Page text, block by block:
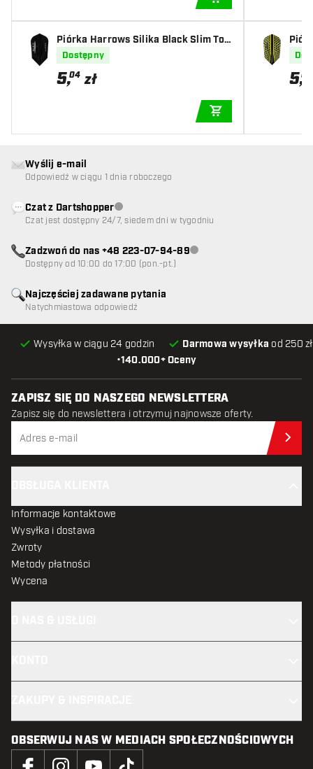
Piórka Harrows Silika Black Slim Tou
gh Crystalline Coated
Dostępny
5,04 zł 5,04
•140.000+ Oceny
Wysyłka w ciągu 24 godzin Darmowa wysyłka od 250
Najczęściej zadawane pytania
Natychmiastowa odpowiedź
Wyślij e-mail
Odpowiedź w ciągu 1 dnia roboczego
Czat z DartshopperObsługa klienta niedostępna
Czat jest dostępny 24/7, siedem dni w tygodniu
Zadzwoń do nas +48 223-07-94-89Obsługa klienta niedostępna
Dostępny od 10:00 do 17:00 (pon.-pt.)
ZAPISZ SIĘ DO NASZEGO NEWSLETTERA
Zapisz się do newslettera i otrzymuj najnowsze oferty.
Informacje kontaktowe
Wysyłka i dostawa
Zwroty
Metody płatności
Wycena
OBSERWUJ NAS W MEDIACH SPOŁECZNOŚCIOWYCH